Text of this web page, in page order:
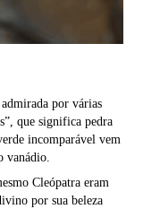
por várias
que significa pedra
incomparável vem
vanádio.
Cleópatra eram
por sua beleza